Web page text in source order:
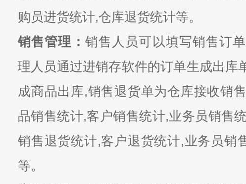
购员进货统计,仓库退货统计等。
销售管理： 销售人员可以填写销售订
理人员通过进销存软件的订单生成出库
成商品出库,销售退货单为仓库接收销
品销售统计,客户销售统计,业务员销售
销售退货统计,客户退货统计,业务员销
等。